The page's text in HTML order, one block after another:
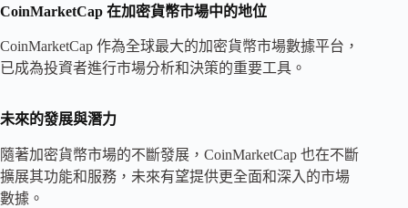
CoinMarketCap 在加密貨幣市場中的地位
CoinMarketCap 作為全球最大的加密貨幣市場數據平台，
已成為投資者進行市場分析和決策的重要工具。
未來的發展與潛力
隨著加密貨幣市場的不斷發展，CoinMarketCap 也在不斷
擴展其功能和服務，未來有望提供更全面和深入的市場
數據。